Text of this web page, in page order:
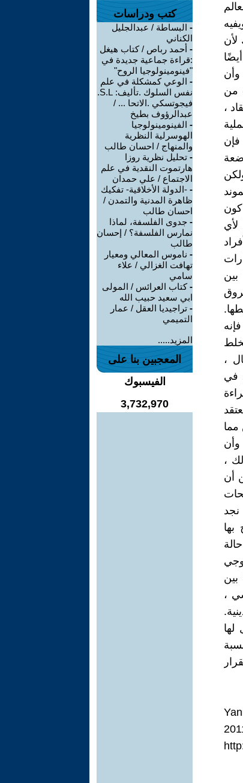
لأن
وأن
من
،
فإن
لأي
بين
،
في
مما
وأن
،
أن
نجد
بها
بين
،
كتب ودراسات
- البساطة / عبدالجليل
الكناني
- أحمد رباص / كتاب هيغل
:قراءة جماعية جديدة في
"فينومينولوجيا الروح"
- الوعي كمشكلة في علم
نفس السلوك .تأليف: S.L.
فيجوتسكي .الاتحا ... /
عبدالرؤوف بطيخ
- الفينومينولوجيا
الهوسرلية النظرية
والمنهاج / احسان طالب
- تحليل نظرية روزا
هارتموت النقدية في علم
الاجتماع / علي حمدان
- -الدولة الأخلاقية- تفكيك
ظاهرة المدنية والتمدن /
احسان طالب
- جدوى الفلسفة، لماذا
نمارس الفلسفة؟ / إحسان
طالب
- ناموس المعالي ومعيار
تهافت الغزالي / علاء
سامي
-كتاب العرائس / المولى
ابي سعيد حبيب الله
- تراجيديا العقل / عمار
التميمي
المزيد.....
المعجبين بنا على
الفيسبوك
3,732,970